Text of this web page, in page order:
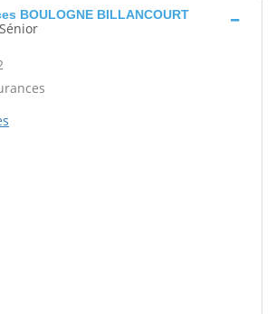
BOULOGNE BILLANCOURT